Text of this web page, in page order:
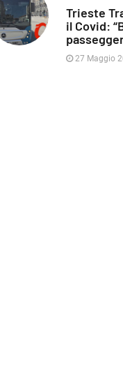
Trieste
il Covid:
27 Maggio